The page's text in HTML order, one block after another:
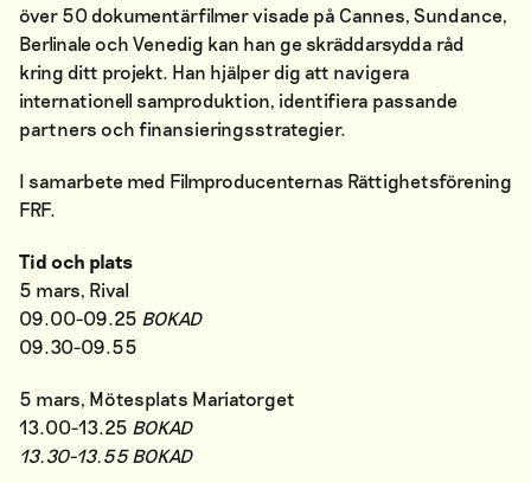
över 50 dokumentärfilmer visade på Cannes, Sundance,
Berlinale och Venedig kan han ge skräddarsydda råd
kring ditt projekt. Han hjälper dig att navigera
internationell samproduktion, identifiera passande
partners och finansieringsstrategier.
I samarbete med Filmproducenternas Rättighetsförening
FRF.
Tid och plats
5 mars, Rival
09.00-09.25 BOKAD
09.30-09.55
5 mars, Mötesplats Mariatorget
13.00-13.25 BOKAD
13.30-13.55 BOKAD